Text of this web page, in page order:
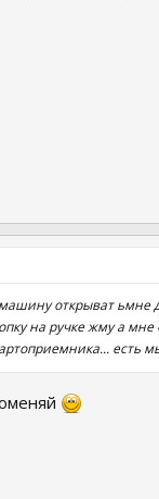
открыват ьмне
на ручке жму а
есть